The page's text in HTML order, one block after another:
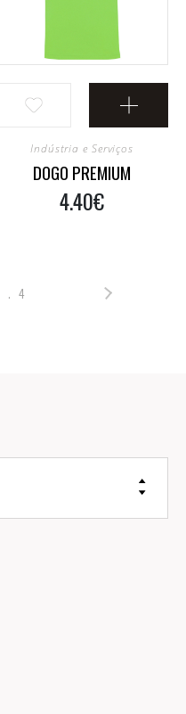
Indústria e Serviços
DOGO PREMIUM
4.40€
. 4